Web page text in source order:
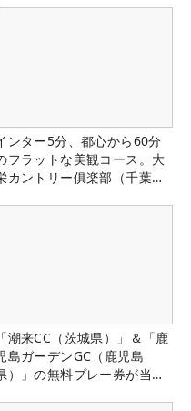
ンター5分、都心から60分
フラットな美観コース。大
カントリー俱楽部（千葉
「潮来CC（茨城県）」＆「鹿
島ガーデンGC（鹿児島
）」の無料プレー券が当た